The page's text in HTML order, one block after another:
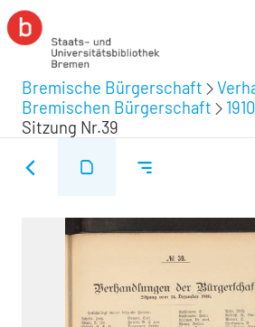
Bremische Bürgerschaft
Bremischen Bürgerschaft
1910
Sitzung Nr.39